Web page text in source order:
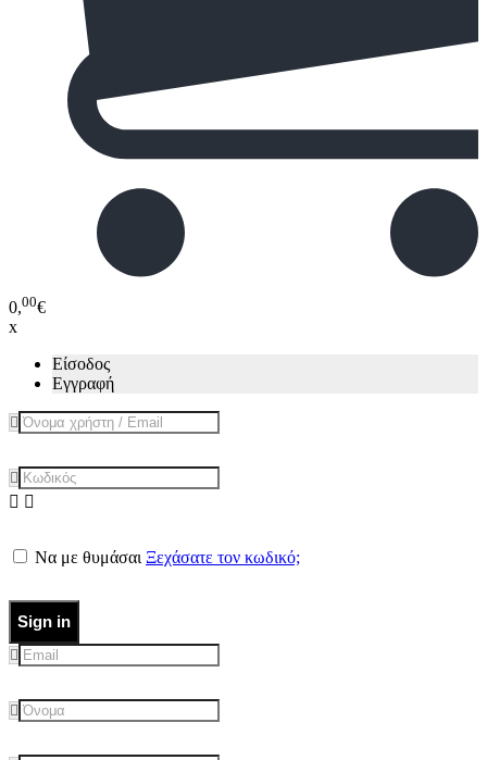
0,00€
x
Είσοδος
Εγγραφή
Να με θυμάσαι Ξεχάσατε τον κωδικό;
Sign in